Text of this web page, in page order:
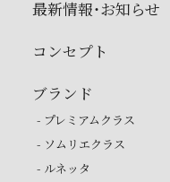
最新情報・お知らせ
コンセプト
ブランド
- プレミアムクラス
- ソムリエクラス
- ルネッタ